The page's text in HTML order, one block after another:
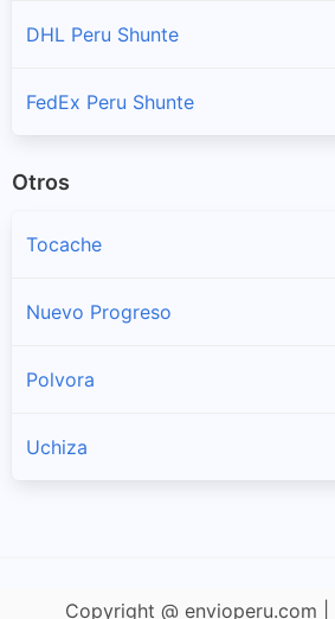
DHL Peru Shunte
FedEx Peru Shunte
Otros
Tocache
Nuevo Progreso
Polvora
Uchiza
Copyright @ envioperu.com |